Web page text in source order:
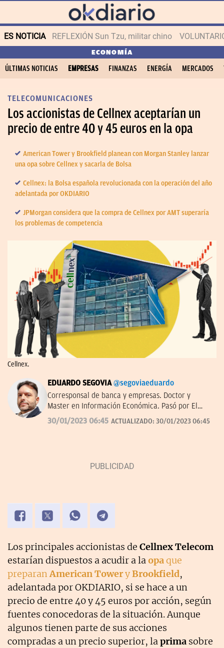
ES NOTICIA REFLEXIÓN Sun Tzu, militar chino
ECONOMÍA
ÚLTIMAS NOTICIAS EMPRESAS FINANZAS ENERGÍA MERCADOS
TELECOMUNICACIONES
Los accionistas de Cellnex aceptarían un
precio de entre 40 y 45 euros en la opa
American Tower y Brookfield planean con Morgan Stanley lanzar
una opa sobre Cellnex y sacarla de Bolsa
Cellnex: la Bolsa española revolucionada con la operación del año
adelantada por OKDIARIO
JPMorgan considera que la compra de Cellnex por AMT superaría
los problemas de competencia
Cellnex.
EDUARDO SEGOVIA @segoviaeduardo
Corresponsal de banca y empresas. Doctor y
Master en Información Económica. Pasó por El
Confidencial y dirigió Bolsamanía. Autor de ‘De los
Borbones a los Botines’.
30/01/2023 06:45 ACTUALIZADO: 30/01/2023 06:45
Los principales accionistas de Cellnex Telecom
estarían dispuestos a acudir a laopaque
preparanAmerican ToweryBrookfield,
adelantada por OKDIARIO, si se hace a un
precio de entre 40 y 45 euros por acción, según
fuentes conocedoras de la situación. Aunque
algunos tienen parte de sus acciones
compradas a un precio superior, laprima sobre